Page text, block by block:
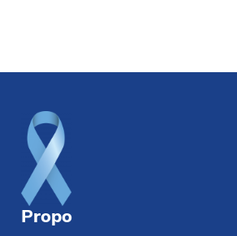
Propo